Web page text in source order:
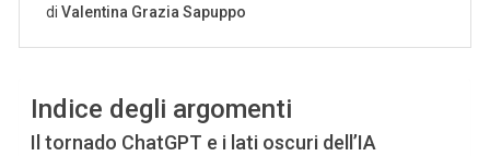
Indice degli argomenti
Il tornado ChatGPT e i lati oscuri dell’IA